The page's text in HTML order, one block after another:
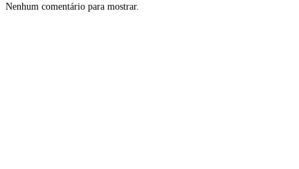
Nenhum comentário para mostrar.